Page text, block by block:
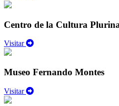
Centro de la Cultura
Visitar
Museo Fernando Montes
Visitar